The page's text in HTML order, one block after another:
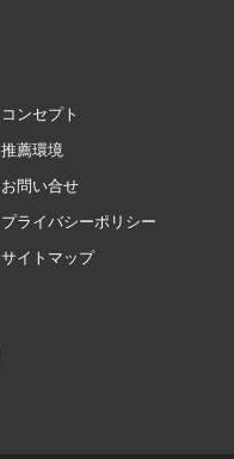
コンセプト
推薦環境
お問い合せ
プライバシーポリシー
サイトマップ